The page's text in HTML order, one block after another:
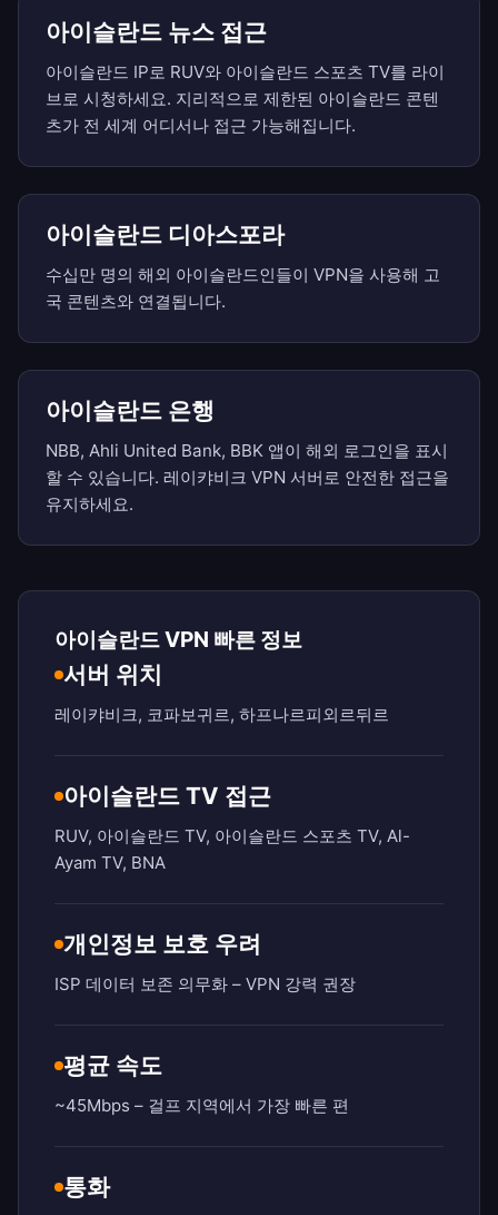
아이슬란드 뉴스 접근
아이슬란드 IP로 RUV와 아이슬란드 스포츠 TV를 라이
브로 시청하세요. 지리적으로 제한된 아이슬란드 콘텐
츠가 전 세계 어디서나 접근 가능해집니다.
아이슬란드 디아스포라
수십만 명의 해외 아이슬란드인들이 VPN을 사용해 고
국 콘텐츠와 연결됩니다.
아이슬란드 은행
NBB, Ahli United Bank, BBK 앱이 해외 로그인을 표시
할 수 있습니다. 레이캬비크 VPN 서버로 안전한 접근을
유지하세요.
아이슬란드 VPN 빠른 정보
서버 위치
레이캬비크, 코파보귀르, 하프나르피외르뒤르
아이슬란드 TV 접근
RUV, 아이슬란드 TV, 아이슬란드 스포츠 TV, Al-
Ayam TV, BNA
개인정보 보호 우려
ISP 데이터 보존 의무화 – VPN 강력 권장
평균 속도
~45Mbps – 걸프 지역에서 가장 빠른 편
통화